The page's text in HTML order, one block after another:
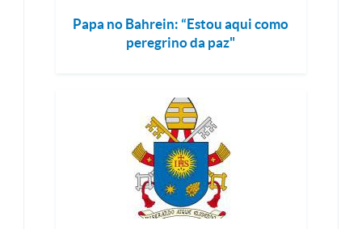
Papa no Bahrein: “Estou aqui como
peregrino da paz"